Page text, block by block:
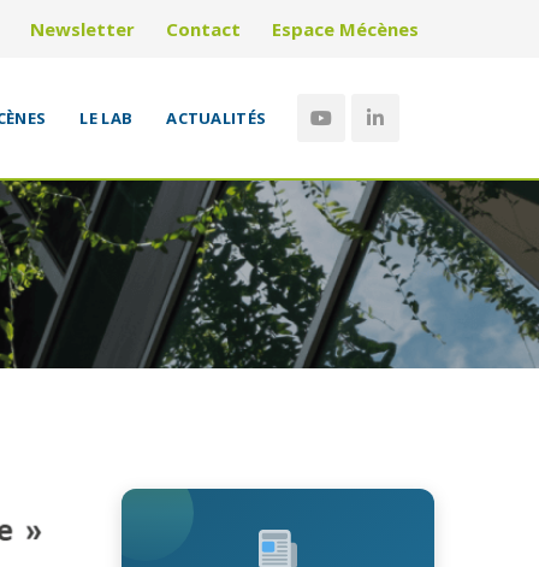
Newsletter Contact Espace Mécènes
LE LAB ACTUALITÉS